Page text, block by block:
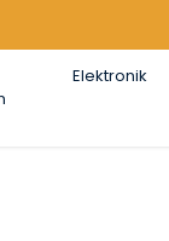
Elektronik